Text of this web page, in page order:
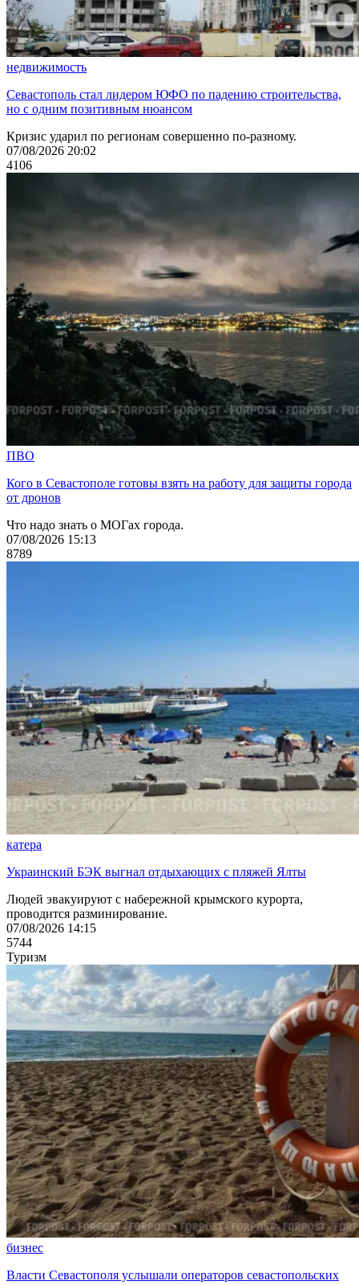
недвижимость
Севастополь стал лидером ЮФО по падению строительства,
но с одним позитивным нюансом
Кризис ударил по регионам совершенно по-разному.
07/08/2026 20:02
4106
ПВО
Кого в Севастополе готовы взять на работу для защиты города
от дронов
Что надо знать о МОГах города.
07/08/2026 15:13
8789
катера
Украинский БЭК выгнал отдыхающих с пляжей Ялты
Людей эвакуируют с набережной крымского курорта,
проводится разминирование.
07/08/2026 14:15
5744
Туризм
бизнес
Власти Севастополя услышали операторов севастопольских